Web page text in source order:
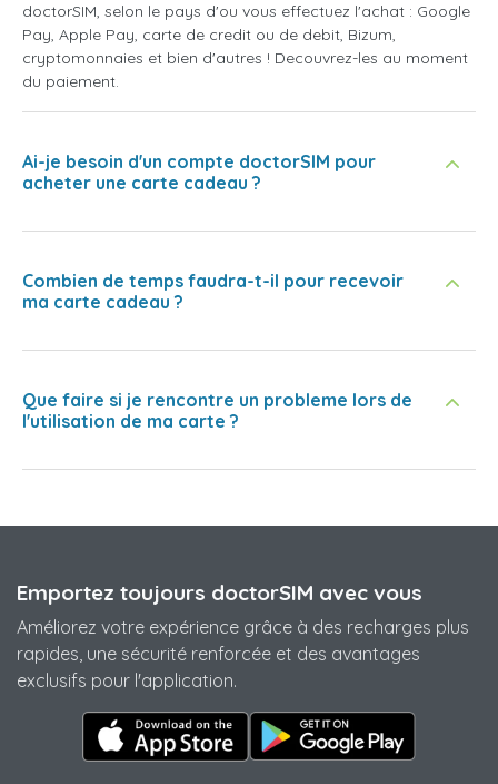
doctorSIM, selon le pays d'ou vous effectuez l'achat : Google
Pay, Apple Pay, carte de credit ou de debit, Bizum,
cryptomonnaies et bien d'autres ! Decouvrez-les au moment
du paiement.
Ai-je besoin d'un compte doctorSIM pour
acheter une carte cadeau ?
Combien de temps faudra-t-il pour recevoir
ma carte cadeau ?
Que faire si je rencontre un probleme lors de
l'utilisation de ma carte ?
Emportez toujours doctorSIM avec vous
Améliorez votre expérience grâce à des recharges plus
rapides, une sécurité renforcée et des avantages
exclusifs pour l'application.